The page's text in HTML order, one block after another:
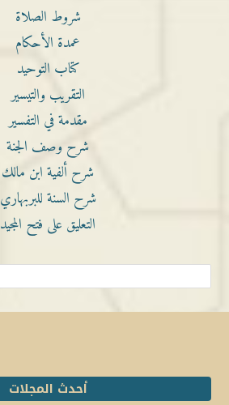
شروط الصلاة
عمدة الأحكام
كتاب التوحيد
التقريب والتيسير
مقدمة في التفسير
شرح وصف الجنة
شرح ألفية ابن مالك
شرح السنة للبربهاري
التعليق على فتح المجيد
أحدث المجلات